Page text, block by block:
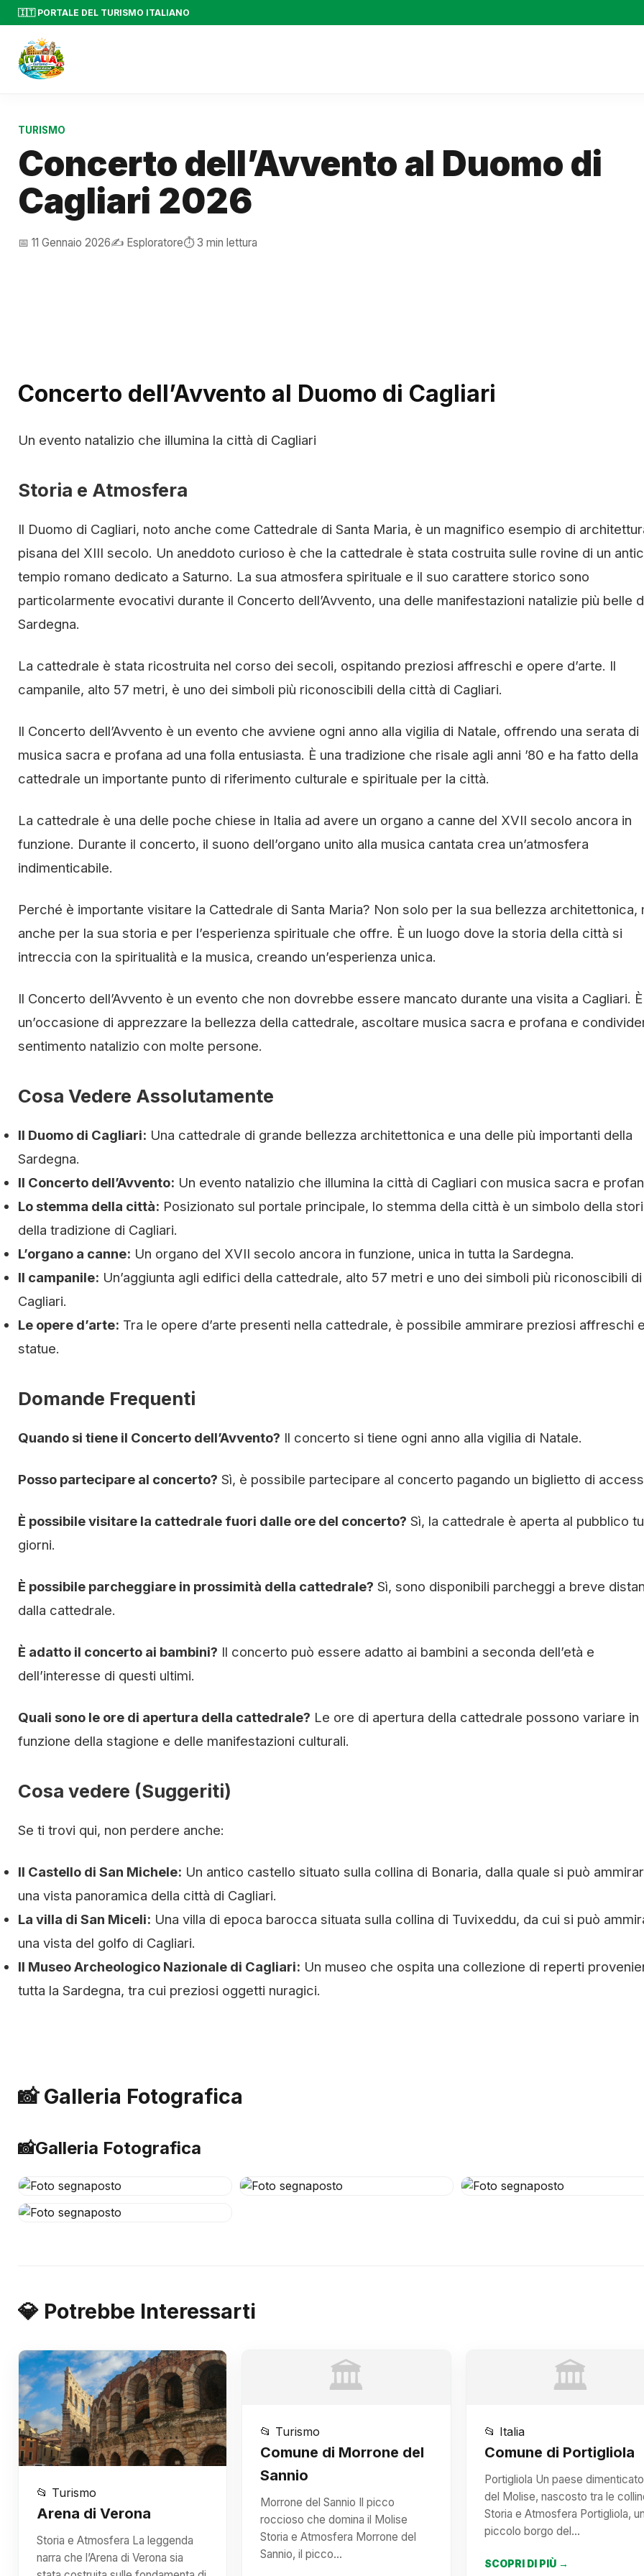
🇮🇹 PORTALE DEL TURISMO ITALIANO
TURISMO
Concerto dell’Avvento al Duomo di
Cagliari 2026
📅 11 Gennaio 2026✍️ Esploratore⏱️ 3 min lettura
Concerto dell’Avvento al Duomo di Cagliari
Un evento natalizio che illumina la città di Cagliari
Storia e Atmosfera
Il Duomo di Cagliari, noto anche come Cattedrale di Santa Maria, è un magnifico esempio di
pisana del XIII secolo. Un aneddoto curioso è che la cattedrale è stata costruita sulle rovine di un
tempio romano dedicato a Saturno. La sua atmosfera spirituale e il suo carattere storico sono
particolarmente evocativi durante il Concerto dell’Avvento, una delle manifestazioni natalizie più belle
Sardegna.
La cattedrale è stata ricostruita nel corso dei secoli, ospitando preziosi affreschi e opere d’arte. Il
campanile, alto 57 metri, è uno dei simboli più riconoscibili della città di Cagliari.
Il Concerto dell’Avvento è un evento che avviene ogni anno alla vigilia di Natale, offrendo una serata di
musica sacra e profana ad una folla entusiasta. È una tradizione che risale agli anni ’80 e ha fatto della
cattedrale un importante punto di riferimento culturale e spirituale per la città.
La cattedrale è una delle poche chiese in Italia ad avere un organo a canne del XVII secolo ancora in
funzione. Durante il concerto, il suono dell’organo unito alla musica cantata crea un’atmosfera
indimenticabile.
Perché è importante visitare la Cattedrale di Santa Maria? Non solo per la sua bellezza architettonica,
anche per la sua storia e per l’esperienza spirituale che offre. È un luogo dove la storia della città si
intreccia con la spiritualità e la musica, creando un’esperienza unica.
Il Concerto dell’Avvento è un evento che non dovrebbe essere mancato durante una visita a Cagliari. È
un’occasione di apprezzare la bellezza della cattedrale, ascoltare musica sacra e profana e
sentimento natalizio con molte persone.
Cosa Vedere Assolutamente
Il Duomo di Cagliari: Una cattedrale di grande bellezza architettonica e una delle più importanti della
Sardegna.
Il Concerto dell’Avvento: Un evento natalizio che illumina la città di Cagliari con musica sacra e
Lo stemma della città: Posizionato sul portale principale, lo stemma della città è un simbolo della
della tradizione di Cagliari.
L’organo a canne: Un organo del XVII secolo ancora in funzione, unica in tutta la Sardegna.
Il campanile: Un’aggiunta agli edifici della cattedrale, alto 57 metri e uno dei simboli più riconoscibili di
Cagliari.
Le opere d’arte: Tra le opere d’arte presenti nella cattedrale, è possibile ammirare preziosi affreschi
statue.
Domande Frequenti
Quando si tiene il Concerto dell’Avvento? Il concerto si tiene ogni anno alla vigilia di Natale.
Posso partecipare al concerto? Sì, è possibile partecipare al concerto pagando un biglietto di
È possibile visitare la cattedrale fuori dalle ore del concerto? Sì, la cattedrale è aperta al pubblico
giorni.
È possibile parcheggiare in prossimità della cattedrale? Sì, sono disponibili parcheggi a breve
dalla cattedrale.
È adatto il concerto ai bambini? Il concerto può essere adatto ai bambini a seconda dell’età e
dell’interesse di questi ultimi.
Quali sono le ore di apertura della cattedrale? Le ore di apertura della cattedrale possono variare in
funzione della stagione e delle manifestazioni culturali.
Cosa vedere (Suggeriti)
Se ti trovi qui, non perdere anche:
Il Castello di San Michele: Un antico castello situato sulla collina di Bonaria, dalla quale si può
una vista panoramica della città di Cagliari.
La villa di San Miceli: Una villa di epoca barocca situata sulla collina di Tuvixeddu, da cui si può
una vista del golfo di Cagliari.
Il Museo Archeologico Nazionale di Cagliari: Un museo che ospita una collezione di reperti
tutta la Sardegna, tra cui preziosi oggetti nuragici.
📸 Galleria Fotografica
📸Galleria Fotografica
💎 Potrebbe Interessarti
📂 Turismo
Arena di Verona
Storia e Atmosfera La leggenda
narra che l’Arena di Verona sia
🏛️
📂 Turismo
Comune di Morrone del
Sannio
Morrone del Sannio Il picco
roccioso che domina il Molise
Storia e Atmosfera Morrone del
Sannio, il picco…
🏛️
📂 Italia
Comune di Portigliola
Portigliola Un paese dimenticato
del Molise, nascosto tra le
Storia e Atmosfera Portigliola,
piccolo borgo del…
SCOPRI DI PIÙ →